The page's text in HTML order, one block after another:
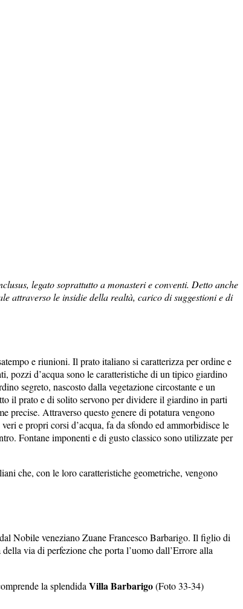
legato soprattutto a monasteri e conventi. Detto anche
attraverso le insidie della realtà, carico di suggestioni e di
e riunioni. Il prato italiano si caratterizza per ordine e
pozzi d’acqua sono le caratteristiche di un tipico giardino
segreto, nascosto dalla vegetazione circostante e un
il prato e di solito servono per dividere il giardino in parti
precise. Attraverso questo genere di potatura vengono
e propri corsi d’acqua, fa da sfondo ed ammorbidisce le
Fontane imponenti e di gusto classico sono utilizzate per
che, con le loro caratteristiche geometriche, vengono
Nobile veneziano Zuane Francesco Barbarigo. Il figlio di
via di perfezione che porta l’uomo dall’Errore alla
la splendida Villa Barbarigo(Foto 33-34)